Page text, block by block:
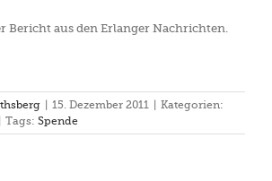
Bericht aus den Erlanger Nachrichten.
| 15. Dezember 2011 | Kategorien:
Tags: Spende